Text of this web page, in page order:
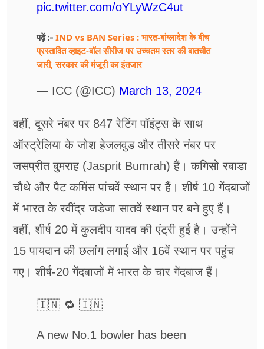
pic.twitter.com/oYLyWzC4ut
पढ़ें :- IND vs BAN Series : भारत-बांग्लादेश के बीच
प्रस्तावित व्हाइट-बॉल सीरीज पर उच्चतम स्तर की बातचीत
जारी, सरकार की मंजूरी का इंतजार
— ICC (@ICC) March 13, 2024
वहीं, दूसरे नंबर पर 847 रेटिंग पॉइंट्स के साथ
ऑस्ट्रेलिया के जोश हेजलवुड और तीसरे नंबर पर
जसप्रीत बुमराह (Jasprit Bumrah) हैं। कगिसो रबाडा
चौथे और पैट कमिंस पांचवें स्थान पर हैं। शीर्ष 10 गेंदबाजों
में भारत के रवींद्र जडेजा सातवें स्थान पर बने हुए हैं।
वहीं, शीर्ष 20 में कुलदीप यादव की एंट्री हुई है। उन्होंने
15 पायदान की छलांग लगाई और 16वें स्थान पर पहुंच
गए। शीर्ष-20 गेंदबाजों में भारत के चार गेंदबाज हैं।
🇮🇳 🔁 🇮🇳
A new No.1 bowler has been